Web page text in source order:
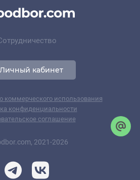
Личный кабинет
коммерческого использования
конфиденциальности
соглашение
2021-2026